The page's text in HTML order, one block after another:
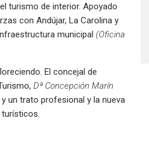
turismo de interior. Apoyado
con Andújar, La Carolina y
municipal (Oficina
El concejal de
Dª Concepción Marín
un trato profesional y la nueva